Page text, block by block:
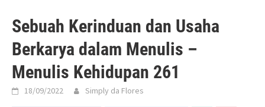
Sebuah Kerinduan dan Usaha
Berkarya dalam Menulis –
Menulis Kehidupan 261
18/09/2022 Simply da Flores